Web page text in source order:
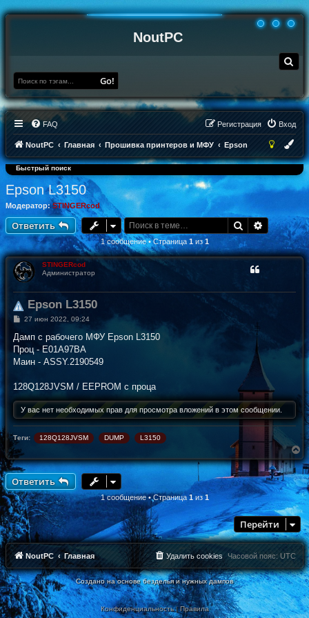
NoutPC
о
Go!
FAQ Вход
Регистрация
NoutPC Главная Прошивка принтеров и МФУ Epson
Быстрый поиск
Epson L3150
Модератор: STINGERcod
Ответить Поиск
1 сообщение • Страница 1из1
STINGERcod
Администратор
Epson L3150
С
о
щ
е
е
27 июн 2022, 09:24
Дамп с рабочего МФУ Epson L3150
Проц - E01A97BA
Маин - ASSY.2190549
128Q128JVSM / EEPROM с проца
У вас нет необходимых прав для просмотра вложений в этом сообщении.
Теги: 128Q128JVSM DUMP L3150
В
е
р
н
у
т
ь
с
я
к
н
а
ч
а
л
у
Ответить
1 сообщение • Страница 1из1
Перейти
NoutPC Главная Часовой пояс: UTC
Удалить cookies
Создано на основе безделья и нужных дампов
Конфиденциальность|Правила